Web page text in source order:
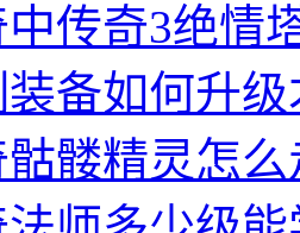
传奇3绝情
备如何升
髅精灵怎